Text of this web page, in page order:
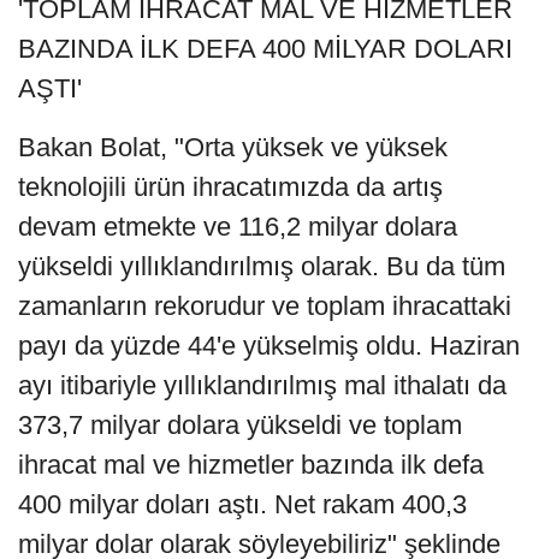
'TOPLAM İHRACAT MAL VE HİZMETLER
BAZINDA İLK DEFA 400 MİLYAR DOLARI
AŞTI'
Bakan Bolat, "Orta yüksek ve yüksek
teknolojili ürün ihracatımızda da artış
devam etmekte ve 116,2 milyar dolara
yükseldi yıllıklandırılmış olarak. Bu da tüm
zamanların rekorudur ve toplam ihracattaki
payı da yüzde 44'e yükselmiş oldu. Haziran
ayı itibariyle yıllıklandırılmış mal ithalatı da
373,7 milyar dolara yükseldi ve toplam
ihracat mal ve hizmetler bazında ilk defa
400 milyar doları aştı. Net rakam 400,3
milyar dolar olarak söyleyebiliriz" şeklinde